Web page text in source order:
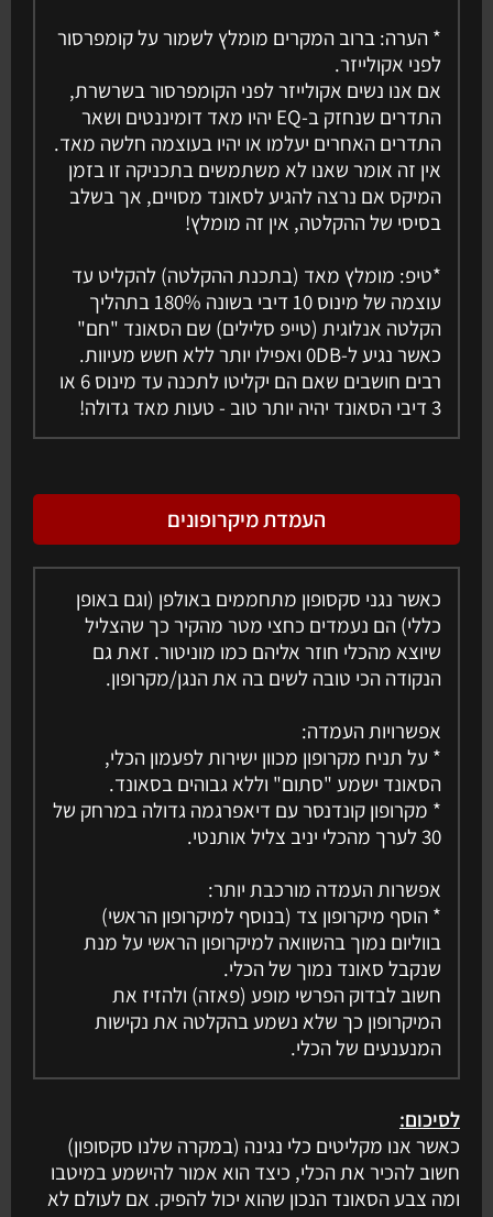
* הערה: ברוב המקרים מומלץ לשמור על קומפרסור
לפני אקולייזר.
אם אנו נשים אקולייזר לפני הקומפרסור בשרשרת,
התדרים שנחזק ב-EQ יהיו מאד דומיננטים ושאר
התדרים האחרים יעלמו או יהיו בעוצמה חלשה מאד.
אין זה אומר שאנו לא משתמשים בתכניקה זו בזמן
המיקס אם נרצה להגיע לסאונד מסויים, אך בשלב
בסיסי של ההקלטה, אין זה מומלץ!
*טיפ: מומלץ מאד (בתכנת ההקלטה) להקליט עד
עוצמה של מינוס 10 דיבי בשונה 180% בתהליך
הקלטה אנלוגית (טייפ סלילים) שם הסאונד "חם"
כאשר נגיע ל-0DB ואפילו יותר ללא חשש מעיוות.
רבים חושבים שאם הם יקליטו לתכנה עד מינוס 6 או
3 דיבי הסאונד יהיה יותר טוב - טעות מאד גדולה!
העמדת מיקרופונים
כאשר נגני סקסופון מתחממים באולפן (וגם באופן
כללי) הם נעמדים כחצי מטר מהקיר כך שהצליל
שיוצא מהכלי חוזר אליהם כמו מוניטור. זאת גם
הנקודה הכי טובה לשים בה את הנגן/מקרופון.
אפשרויות העמדה:
* על תניח מקרופון מכוון ישירות לפעמון הכלי,
הסאונד ישמע "סתום" וללא גבוהים בסאונד.
* מקרופון קונדנסר עם דיאפרגמה גדולה במרחק של
30 לערך מהכלי יניב צליל אותנטי.
אפשרות העמדה מורכבת יותר:
* הוסף מיקרופון צד (בנוסף למיקרופון הראשי)
בווליום נמוך בהשוואה למיקרופון הראשי על מנת
שנקבל סאונד נמוך של הכלי.
חשוב לבדוק הפרשי מופע (פאזה) ולהזיז את
המיקרופון כך שלא נשמע בהקלטה את נקישות
המנענעים של הכלי.
לסיכום:
כאשר אנו מקליטים כלי נגינה (במקרה שלנו סקסופון)
חשוב להכיר את הכלי, כיצד הוא אמור להישמע במיטבו
ומה צבע הסאונד הנכון שהוא יכול להפיק. אם לעולם לא